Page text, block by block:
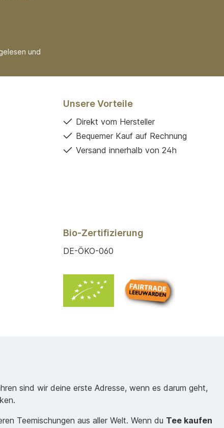
und
Unsere Vorteile
Direkt vom Hersteller
Bequemer Kauf auf Rechnung
Versand innerhalb von 24h
Bio-Zertifizierung
DE-ÖKO-060
sind wir deine erste Adresse, wenn es darum geht,
Teemischungen aus aller Welt. Wenn du Tee kaufen